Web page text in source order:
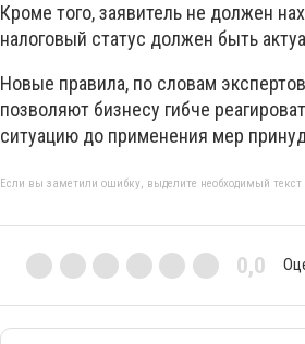
Кроме того, заявитель не должен
налоговый статус должен быть
Новые правила, по словам
позволяют бизнесу гибче
ситуацию до применения мер
Если вы заметили ошибку, выделите необходимый
0,0